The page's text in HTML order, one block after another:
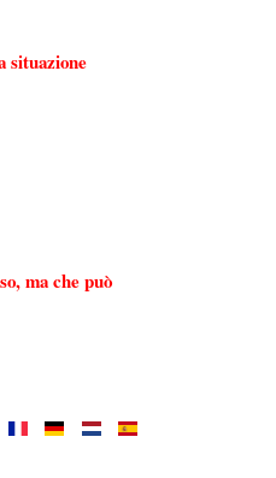
situazione
ma che può